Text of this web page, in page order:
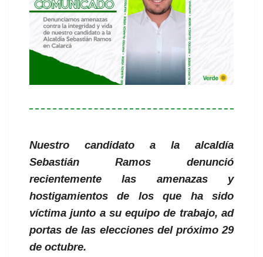
Nuestro candidato a la alcaldía
Sebastián Ramos denunció
recientemente las amenazas y
hostigamientos de los que ha sido
víctima junto a su equipo de trabajo, ad
portas de las elecciones del próximo 29
de octubre.